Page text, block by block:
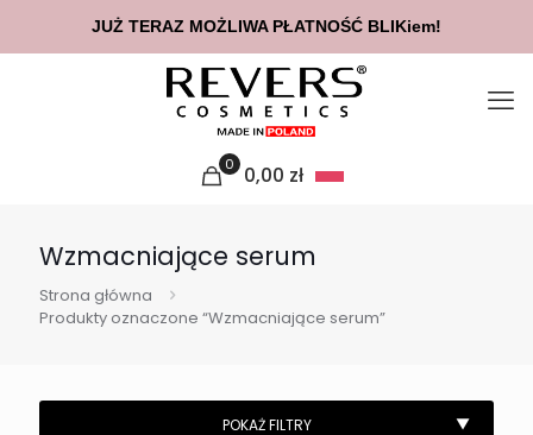
0 0,00 zł
Wzmacniające serum
Strona główna
Produkty oznaczone “Wzmacniające serum”
JUŻ TERAZ MOŻLIWA PŁATNOŚĆ BLIKiem!